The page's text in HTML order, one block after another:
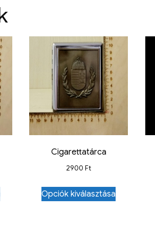
Cigarettatárca
2900Ft
Opciók kiválasztása